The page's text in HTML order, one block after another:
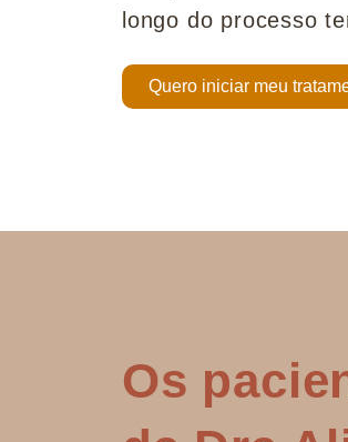
longo do processo
Quero iniciar meu
Os